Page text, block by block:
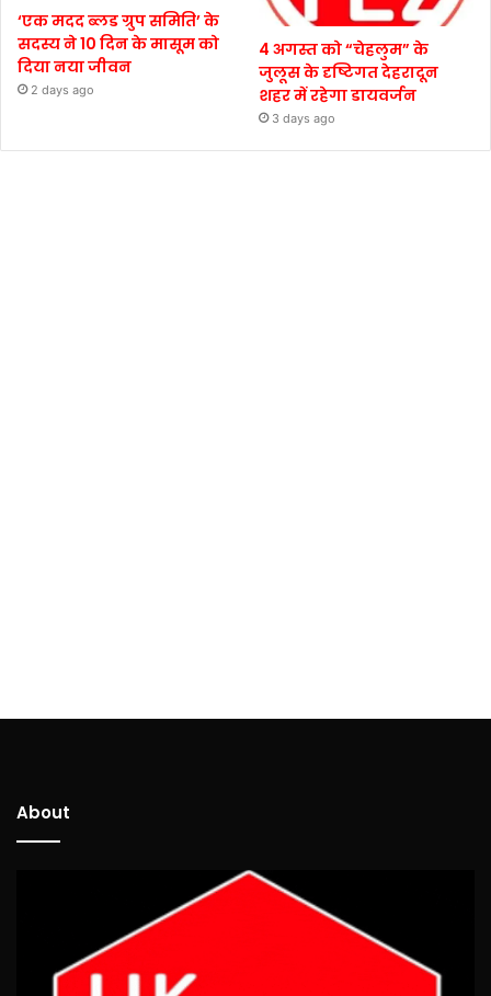
‘एक मदद ब्लड ग्रुप समिति’ के
सदस्य ने 10 दिन के मासूम को
दिया नया जीवन
2 days ago
4 अगस्त को “चेहलुम” के
जुलूस के दृष्टिगत देहरादून
शहर में रहेगा डायवर्जन
3 days ago
About